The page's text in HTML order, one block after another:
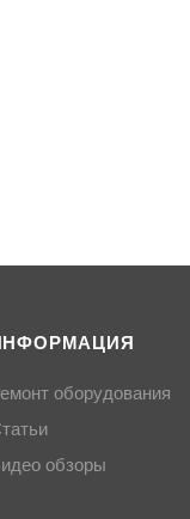
оборудования
обзоры